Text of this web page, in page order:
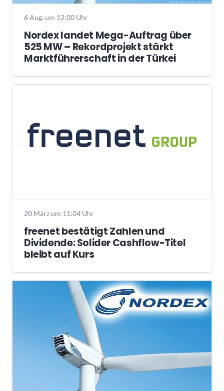
6 Aug. um 12:00 Uhr
Nordex landet Mega-Auftrag über
525 MW – Rekordprojekt stärkt
Marktführerschaft in der Türkei
20 März um 11:04 Uhr
freenet bestätigt Zahlen und
Dividende: Solider Cashflow-Titel
bleibt auf Kurs